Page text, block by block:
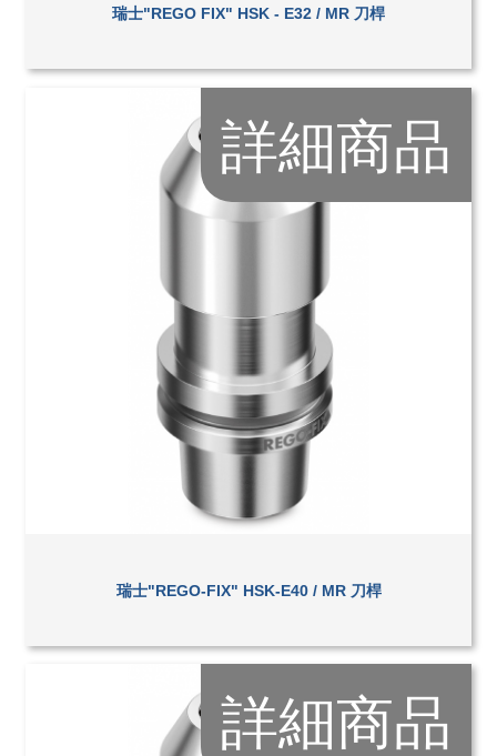
瑞士"REGO FIX" HSK - E32 / MR 刀桿
詳細商品
瑞士"REGO-FIX" HSK-E40 / MR 刀桿
詳細商品